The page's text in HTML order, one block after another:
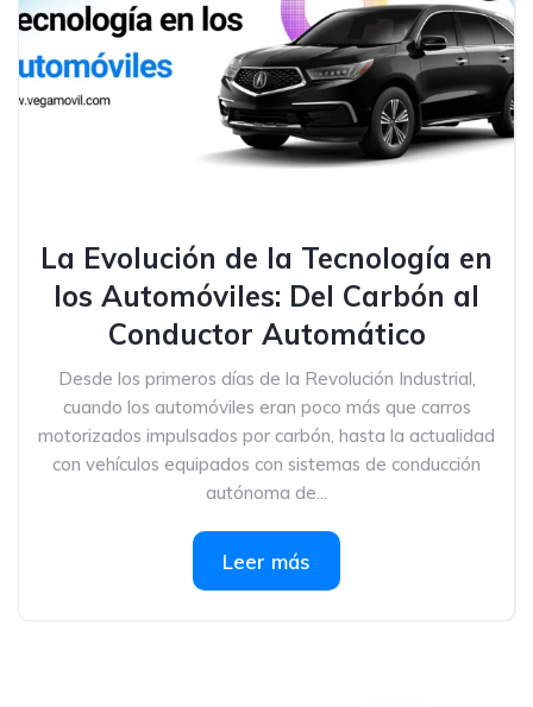
La Evolución de la Tecnología en
los Automóviles: Del Carbón al
Conductor Automático
Desde los primeros días de la Revolución Industrial,
cuando los automóviles eran poco más que carros
motorizados impulsados por carbón, hasta la actualidad
con vehículos equipados con sistemas de conducción
autónoma de...
Leer más